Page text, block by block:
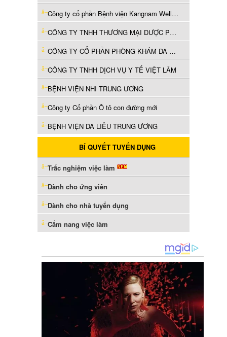
Công ty cổ phần Bệnh viện Kangnam Wellness
CÔNG TY TNHH THƯƠNG MẠI DƯỢC PHẨM TRANG LY
CÔNG TY CỔ PHẦN PHÒNG KHÁM ĐA KHOA TÂM LONG
CÔNG TY TNHH DỊCH VỤ Y TẾ VIỆT LÂM
BỆNH VIỆN NHI TRUNG ƯƠNG
Công ty Cổ phần Ô tô con đường mới
BỆNH VIỆN DA LIỄU TRUNG ƯƠNG
BÍ QUYẾT TUYỂN DỤNG
Trắc nghiệm việc làm
Dành cho ứng viên
Dành cho nhà tuyển dụng
Cẩm nang việc làm